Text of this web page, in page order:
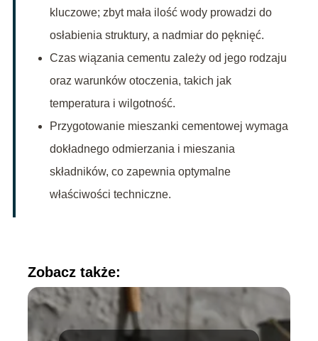
kluczowe; zbyt mała ilość wody prowadzi do
osłabienia struktury, a nadmiar do pęknięć.
Czas wiązania cementu zależy od jego rodzaju
oraz warunków otoczenia, takich jak
temperatura i wilgotność.
Przygotowanie mieszanki cementowej wymaga
dokładnego odmierzania i mieszania
składników, co zapewnia optymalne
właściwości techniczne.
Zobacz także: